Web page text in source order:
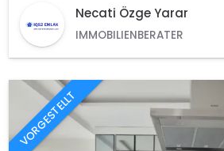
Necati Özge Yarar
IMMOBILIENBERATER
VORGESTELLT